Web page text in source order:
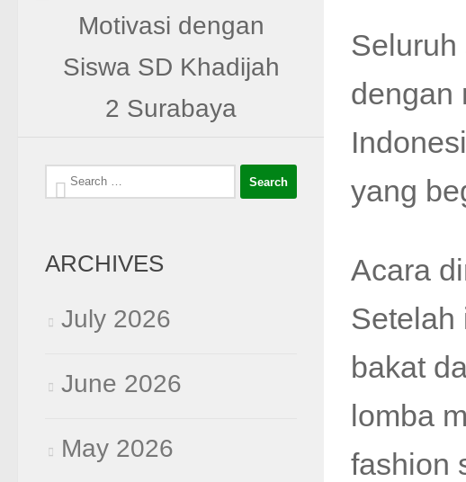
Seluruh
dengan
yang
Acara
Setelah
bakat
lomba
fashion
Motivasi dengan
Siswa SD Khadijah
2 Surabaya
Search
ARCHIVES
July 2026
June 2026
May 2026